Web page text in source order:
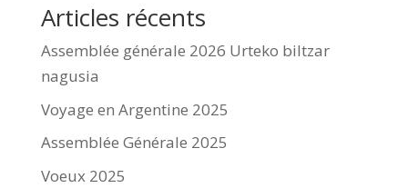
Articles récents
Assemblée générale 2026 Urteko biltzar
nagusia
Voyage en Argentine 2025
Assemblée Générale 2025
Voeux 2025